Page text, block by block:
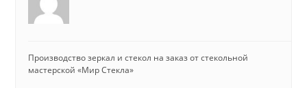
Производство зеркал и стекол на заказ от стекольной
мастерской «Мир Стекла»